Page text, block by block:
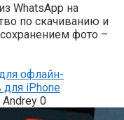
WhatsApp на
по скачиванию и
фото –
офлайн-
для iPhone
Andrey 0